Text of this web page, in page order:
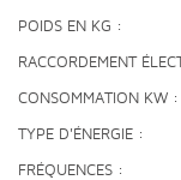
POIDS EN KG
RACCORDEMENT
CONSOMMATION KW
TYPE D'ÉNERGIE
FRÉQUENCES